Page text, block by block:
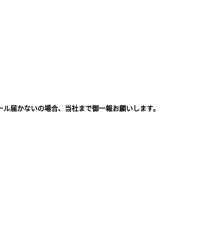
届かないの場合、当社まで御一報お願いします。